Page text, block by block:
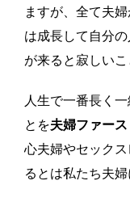
ますが、全て夫
は成長して自分
が来ると寂しいこ
人生で一番長く
とを夫婦ファース
心夫婦やセック
るとは私たち夫婦